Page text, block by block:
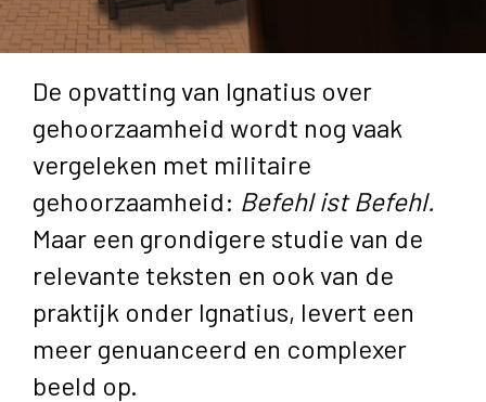
De opvatting van Ignatius over
gehoorzaamheid wordt nog vaak
vergeleken met militaire
gehoorzaamheid: Befehl ist Befehl.
Maar een grondigere studie van de
relevante teksten en ook van de
praktijk onder Ignatius, levert een
meer genuanceerd en complexer
beeld op.